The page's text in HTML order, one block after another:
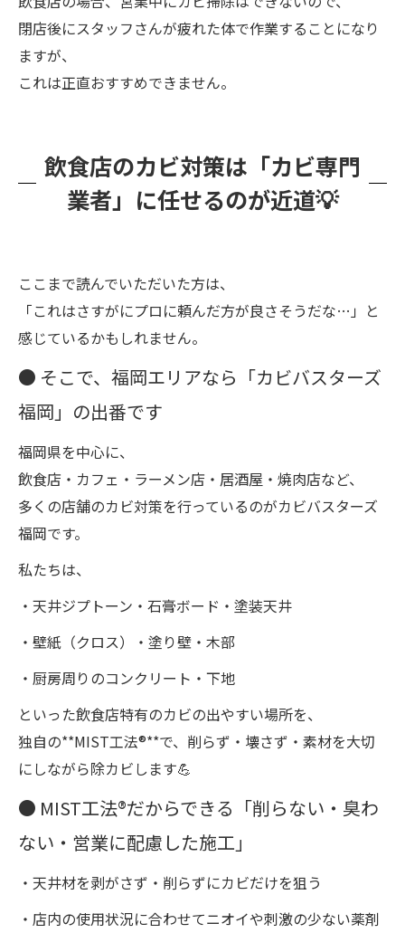
閉店後にスタッフさんが疲れた体で作業することになり
ますが、
これは正直おすすめできません。
飲食店のカビ対策は「カビ専門
業者」に任せるのが近道💡
ここまで読んでいただいた方は、
「これはさすがにプロに頼んだ方が良さそうだな…」と
感じているかもしれません。
● そこで、福岡エリアなら「カビバスターズ
福岡」の出番です
福岡県を中心に、
飲食店・カフェ・ラーメン店・居酒屋・焼肉店など、
多くの店舗のカビ対策を行っているのがカビバスターズ
福岡です。
私たちは、
・天井ジプトーン・石膏ボード・塗装天井
・壁紙（クロス）・塗り壁・木部
・厨房周りのコンクリート・下地
といった飲食店特有のカビの出やすい場所を、
独自の**MIST工法®**で、削らず・壊さず・素材を大切
にしながら除カビします💪
● MIST工法®だからできる「削らない・臭わ
ない・営業に配慮した施工」
・天井材を剥がさず・削らずにカビだけを狙う
・店内の使用状況に合わせてニオイや刺激の少ない薬剤